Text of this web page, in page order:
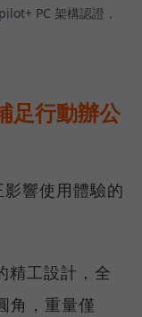
PC 架構認證，
足行動辦公
響使用體驗的
工設計，全
角，重量僅